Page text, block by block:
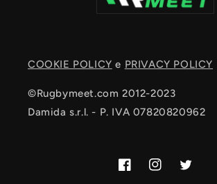
COOKIE POLICY e PRIVACY POLICY
©Rugbymeet.com 2012-2023
Damida s.r.l. - P. IVA 07820820962
FacebookInstagramTwitter